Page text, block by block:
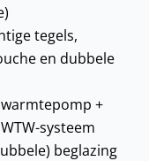
tegels,
en dubbele
+
systeem
beglazing